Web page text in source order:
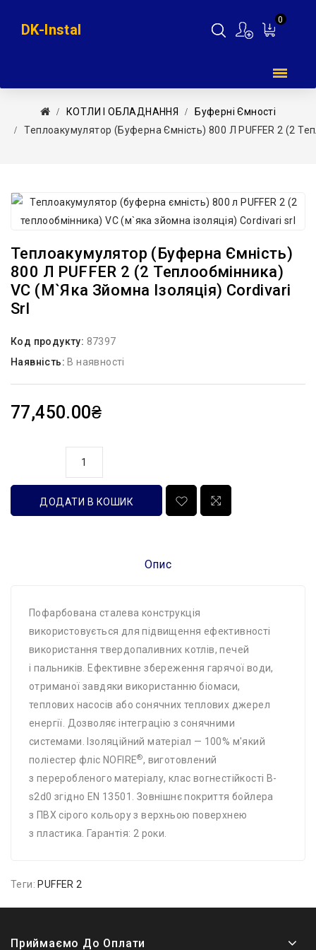
0
DK-Instal
КОТЛИ І ОБЛАДНАННЯ
Буферні Ємності
Теплоакумулятор (буферна Ємність) 800 Л PUFFER 2 (2
Теплоакумулятор (буферна Ємність)
800 Л PUFFER 2 (2 Теплообмінника)
VС (м`яка Зйомна Ізоляція) Cordivari
Srl
Код продукту: 87397
Наявність: В наявності
77,450.00₴
ДОДАТИ В КОШИК
Опис
Пофарбована сталева конструкція
використовується для підвищення ефективності
використання твердопаливних котлів, печей
і пальників. Ефективне збереження гарячої води,
отриманої завдяки використанню біомаси,
теплових насосів або сонячних теплових джерел
енергії. Дозволяє інтеграцію з сонячними
системами. Ізоляційний матеріал — 100% м'який
поліестер фліс NOFIRE®, виготовлений
з переробленого матеріалу, клас вогнестійкості B-
s2d0 згідно EN 13501. Зовнішнє покриття бойлера
з ПВХ сірого кольору з верхньою поверхнею
з пластика. Гарантія: 2 роки.
Теги: PUFFER 2
Приймаємо До Оплати